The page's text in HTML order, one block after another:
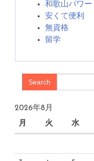
和歌山パワー
安くて便利
無資格
留学
Search
2026年8月
月
火 水